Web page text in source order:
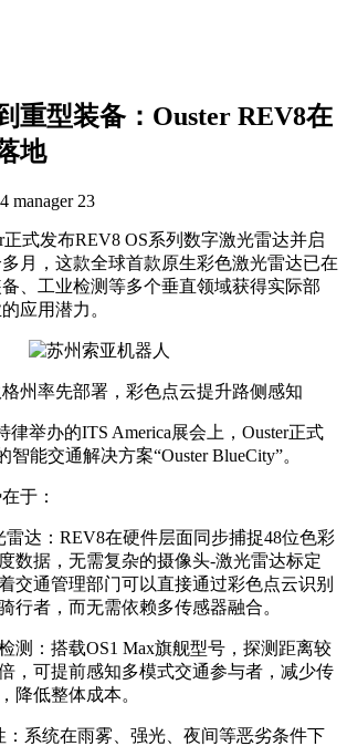
重型装备：Ouster REV8在
地
manager 23
正式发布REV8 OS系列数字激光雷达并启
月，这款全球首款原生彩色激光雷达已在
、工业检测等多个垂直领域获得实际部
应用潜力。
州率先部署，彩色点云提升路侧感知
律举办的ITS America展会上，Ouster正式
能交通解决方案“Ouster BlueCity”。
于：
达： REV8在硬件层面同步捕捉48位色彩
数据，无需复杂的摄像头-激光雷达标定
交通管理部门可以直接通过彩色点云识别
行者，而无需依赖多传感器融合。
测：搭载OS1 Max旗舰型号，探测距离较
，可提前感知多模式交通参与者，减少传
降低整体成本。
：系统在雨雾、强光、夜间等恶劣条件下